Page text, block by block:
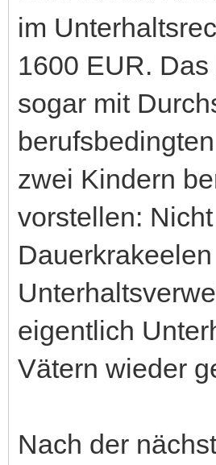
im
1600 EUR.
sogar mit
zwei Kindern
vorstellen:
eigentlich
Vätern wieder
Nach der